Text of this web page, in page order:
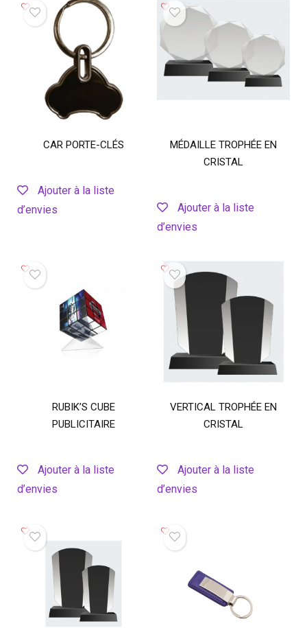
CAR PORTE-CLÉS
Ajouter à la liste
d’envies
MÉDAILLE TROPHÉE EN
CRISTAL
Ajouter à la liste
d’envies
RUBIK’S CUBE
PUBLICITAIRE
Ajouter à la liste
d’envies
VERTICAL TROPHÉE EN
CRISTAL
Ajouter à la liste
d’envies